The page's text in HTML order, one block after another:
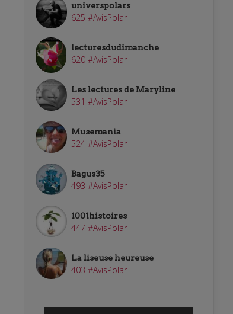
universpolars
625 #AvisPolar
lecturesdudimanche
620 #AvisPolar
Les lectures de Maryline
531 #AvisPolar
Musemania
524 #AvisPolar
Bagus35
493 #AvisPolar
1001histoires
447 #AvisPolar
La liseuse heureuse
403 #AvisPolar